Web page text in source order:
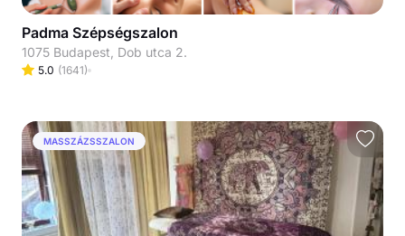
Padma Szépségszalon
1075 Budapest, Dob utca 2.
5.0 (1641)
MASSZÁZSSZALON